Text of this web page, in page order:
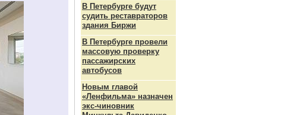
В Петербурге будут
судить реставраторов
здания Биржи
В Петербурге провели
массовую проверку
пассажирских
автобусов
Новым главой
«Ленфильма» назначен
экс-чиновник